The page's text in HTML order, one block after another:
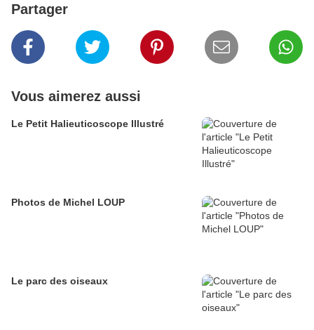
Partager
Vous aimerez aussi
Le Petit Halieuticoscope Illustré
Photos de Michel LOUP
Le parc des oiseaux